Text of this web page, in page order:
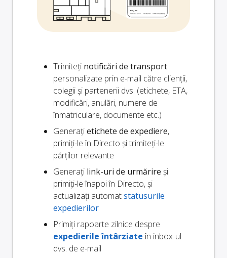
Trimiteți notificări de transport
personalizate prin e-mail către clienții,
colegii și partenerii dvs. (etichete, ETA,
modificări, anulări, numere de
înmatriculare, documente etc.)
Generațietichete de expediere,
primiți-le în Directo și trimiteți-le
părților relevante
Generați link-uri de urmărire și
primiți-le înapoi în Directo, și
actualizați automatstatusurile
expedierilor
Primiți rapoarte zilnice despre
expedierile întârziateîn inbox-ul
dvs. de e-mail